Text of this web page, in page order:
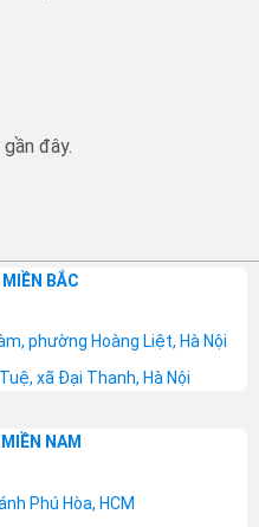
đây.
BẮC
phường Hoàng Liệt, Hà Nội
xã Đại Thanh, Hà Nội
NAM
Phú Hòa, HCM